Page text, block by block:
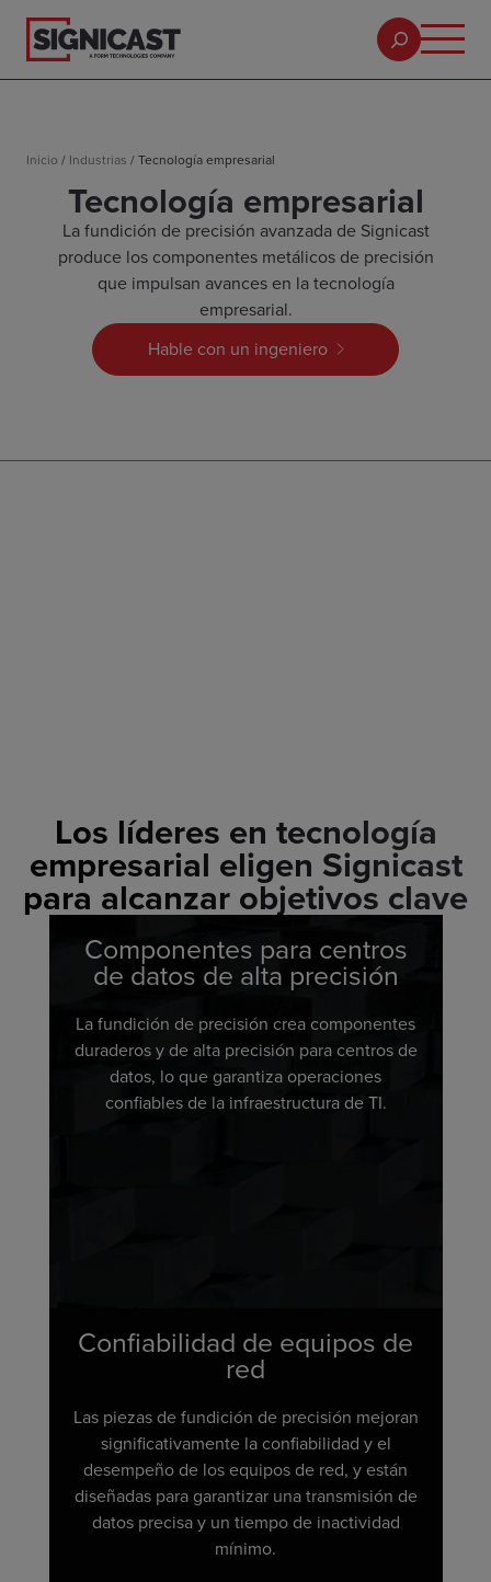
Inicio / Industrias /Tecnología empresarial
Tecnología empresarial
La fundición de precisión avanzada de Signicast
produce los componentes metálicos de precisión
que impulsan avances en la tecnología
empresarial.
Hable con un ingeniero
Los líderes en tecnología
empresarial eligen Signicast
para alcanzar objetivos clave
Componentes para centros
de datos de alta precisión
La fundición de precisión crea componentes
duraderos y de alta precisión para centros de
datos, lo que garantiza operaciones
confiables de la infraestructura de TI.
Confiabilidad de equipos de
red
Las piezas de fundición de precisión mejoran
significativamente la confiabilidad y el
desempeño de los equipos de red, y están
diseñadas para garantizar una transmisión de
datos precisa y un tiempo de inactividad
mínimo.